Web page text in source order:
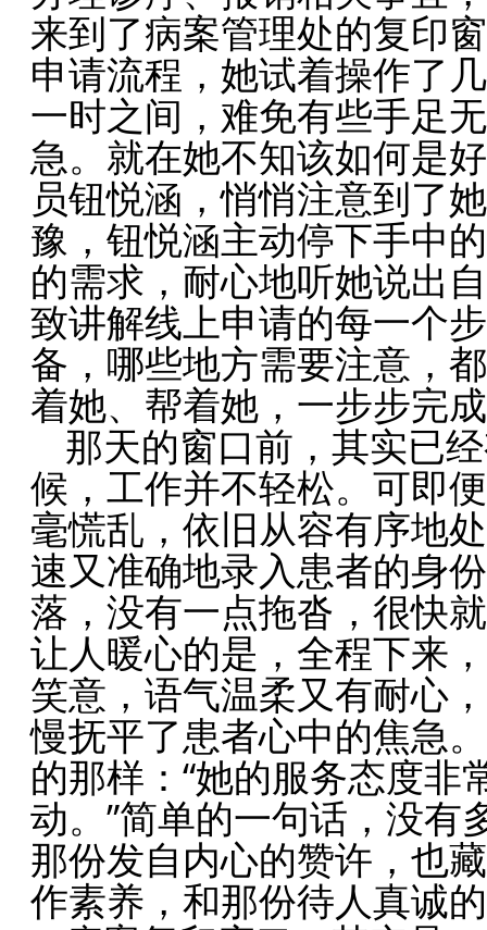
来到了病案管理处的复印
申请流程，她试着操作了
一时之间，难免有些手足
急。就在她不知该如何是
员钮悦涵，悄悄注意到了
豫，钮悦涵主动停下手中
的需求，耐心地听她说出
致讲解线上申请的每一个
备，哪些地方需要注意，
着她、帮着她，一步步完
那天的窗口前，其实已
候，工作并不轻松。可即
毫慌乱，依旧从容有序地
速又准确地录入患者的身
落，没有一点拖沓，很快
让人暖心的是，全程下来
笑意，语气温柔又有耐心
慢抚平了患者心中的焦急
的那样：“她的服务态度非
动。”简单的一句话，没有
那份发自内心的赞许，也
作素养，和那份待人真诚